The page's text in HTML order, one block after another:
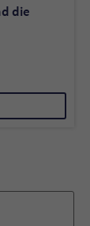
die